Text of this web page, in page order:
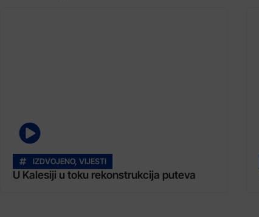
IZDVOJENO, VIJESTI
U Kalesiji u toku rekonstrukcija puteva